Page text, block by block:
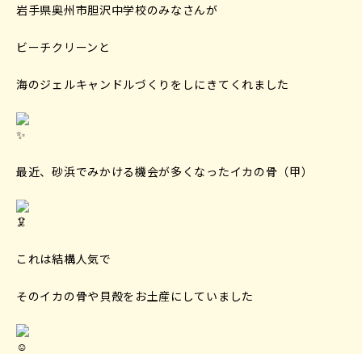
岩手県奥州市胆沢中学校のみなさんが
ビーチクリーンと
海のジェルキャンドルづくりをしにきてくれました
最近、砂浜でみかける機会が多くなったイカの骨（甲）
これは結構人気で
そのイカの骨や貝殻をお土産にしていました